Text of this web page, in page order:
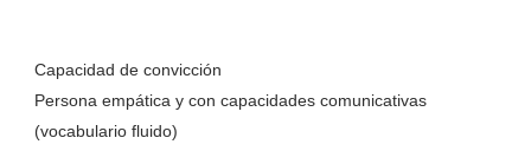
Capacidad de convicción
Persona empática y con capacidades comunicativas
(vocabulario fluido)